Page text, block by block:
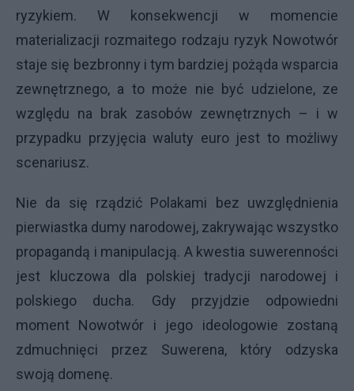
ryzykiem. W konsekwencji w momencie
materializacji rozmaitego rodzaju ryzyk Nowotwór
staje się bezbronny i tym bardziej pożąda wsparcia
zewnętrznego, a to może nie być udzielone, ze
względu na brak zasobów zewnętrznych – i w
przypadku przyjęcia waluty euro jest to możliwy
scenariusz.
Nie da się rządzić Polakami bez uwzględnienia
pierwiastka dumy narodowej, zakrywając wszystko
propagandą i manipulacją. A kwestia suwerenności
jest kluczowa dla polskiej tradycji narodowej i
polskiego ducha. Gdy przyjdzie odpowiedni
moment Nowotwór i jego ideologowie zostaną
zdmuchnięci przez Suwerena, który odzyska
swoją domenę.